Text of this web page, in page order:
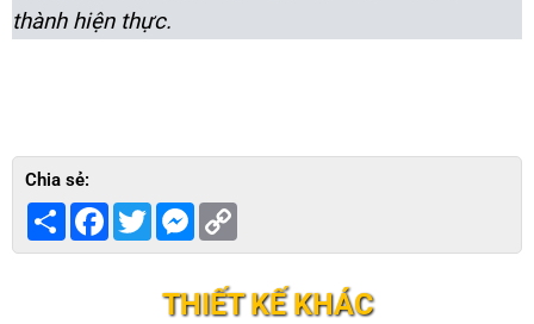
thành hiện thực.
Chia sẻ:
Share Facebook
TwitterMessenger
THIẾT KẾ KHÁC